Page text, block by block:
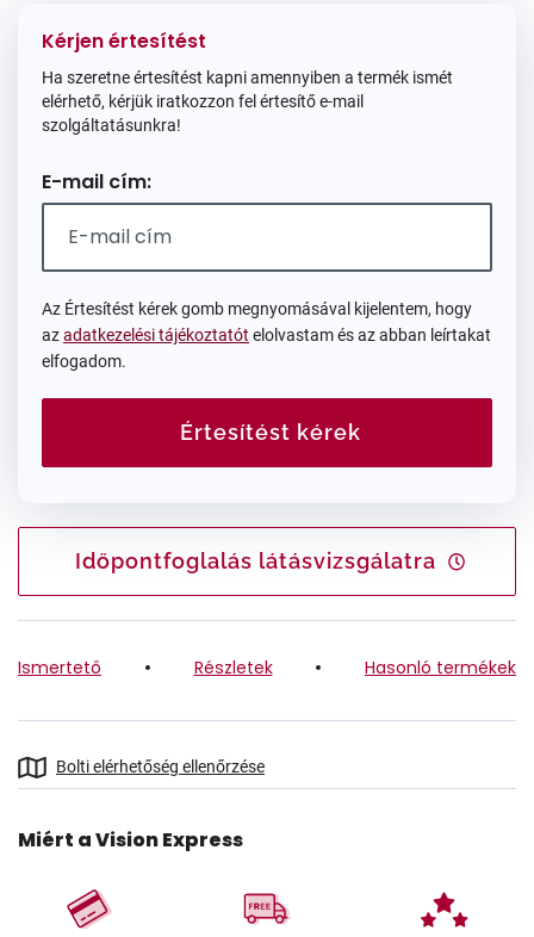
Kérjen értesítést
Ha szeretne értesítést kapni amennyiben a termék ismét
elérhető, kérjük iratkozzon fel értesítő e-mail
szolgáltatásunkra!
E-mail cím:
Az Értesítést kérek gomb megnyomásával kijelentem, hogy
azadatkezelési tájékoztatót elolvastam és az abban leírtakat
elfogadom.
Értesítést kérek
Időpontfoglalás látásvizsgálatra
Ismertető Részletek Hasonló termékek
Bolti elérhetőség ellenőrzése
Miért a Vision Express